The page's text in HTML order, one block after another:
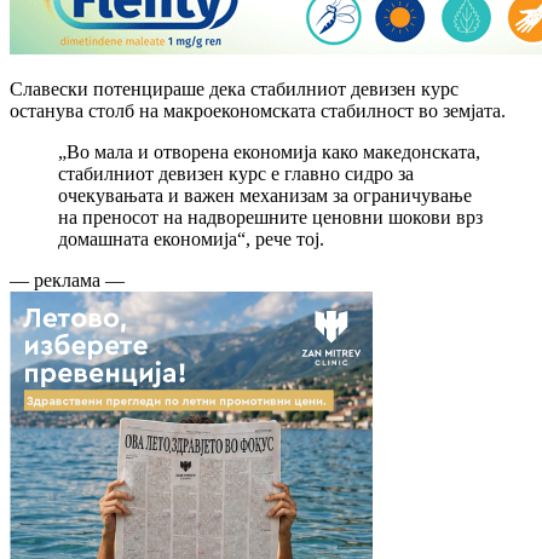
Славески потенцираше дека стабилниот девизен курс
останува столб на макроекономската стабилност во земјата.
„Во мала и отворена економија како македонската,
стабилниот девизен курс е главно сидро за
очекувањата и важен механизам за ограничување
на преносот на надворешните ценовни шокови врз
домашната економија“, рече тој.
— реклама —